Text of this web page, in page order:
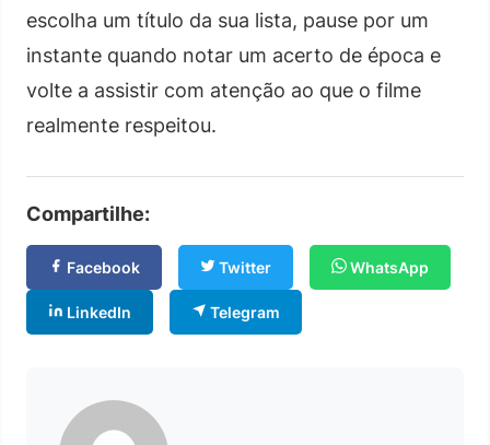
escolha um título da sua lista, pause por um
instante quando notar um acerto de época e
volte a assistir com atenção ao que o filme
realmente respeitou.
Compartilhe:
Facebook Twitter WhatsApp
LinkedIn Telegram